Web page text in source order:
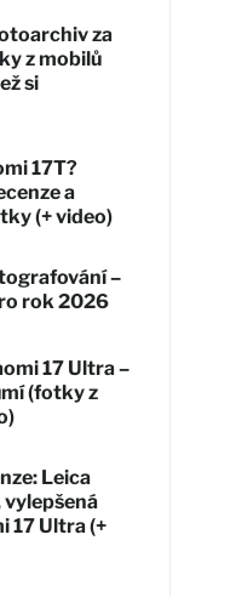
za
z mobilů
si
17T?
a
(+ video)
–
rok 2026
17 Ultra –
(fotky z
Leica
17 Ultra (+